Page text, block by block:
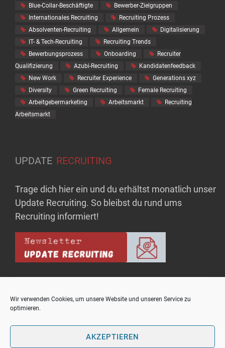
Wir verwenden Cookies, um unsere Website und unseren Service zu
optimieren.
AKZEPTIEREN
Blue-Collar-Beschäftigte
Bewerber-Zielgruppen
Internationales Recruiting
Recruiting Prozess
Absolventen-Recruiting
Allgemein
Digitalisierung
IT- & Tech-Recruiting
Recruiting Trends
Bewerbungsprozess
Onboarding
Recruiter
Qualifizierung
Azubi-Recruiting
Kandidatenfeedback
New Work
Recruiter Experience
Generations xyz
Diversity
Green Recruiting
Female Recruiting
Arbeitgebermarketing
Arbeitsmarkt
Recruiting
Arbeitsmarkt
UPDATE RECRUITING
Trage dich hier ein und du erhältst monatlich unser
Update Recruiting. So bleibst du rund ums
Recruiting informiert!
Copyright © upo - Bausteine für Rekrutierungserfolg
Theme: OnlineMag byeVisionThemes